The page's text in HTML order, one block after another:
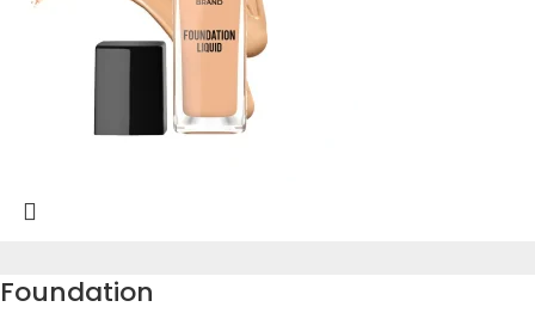
Foundation